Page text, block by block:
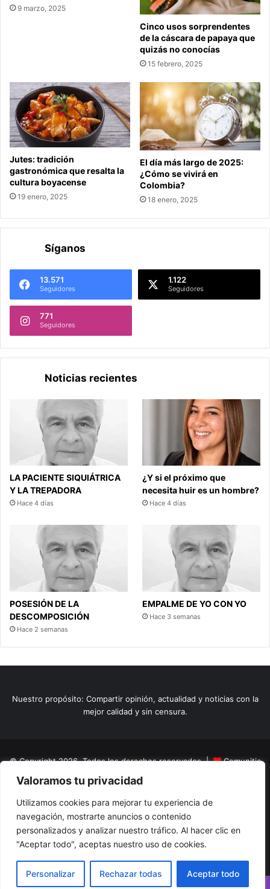
Valoramos tu privacidad
Utilizamos cookies para mejorar tu experiencia de
navegación, mostrarte anuncios o contenido
personalizados y analizar nuestro tráfico. Al hacer clic en
"Aceptar todo", aceptas nuestro uso de cookies.
Personalizar Rechazar todas Aceptar todo
9 marzo, 2025
Cinco usos sorprendentes
de la cáscara de papaya que
quizás no conocías
15 febrero, 2025
Jutes: tradición
gastronómica que resalta la
cultura boyacense
19 enero, 2025
El día más largo de 2025:
¿Cómo se vivirá en
Colombia?
18 enero, 2025
Síganos
13.571
Seguidores
1.122
Seguidores
771
Seguidores
Noticias recientes
LA PACIENTE SIQUIÁTRICA
Y LA TREPADORA
Hace 4 días
¿Y si el próximo que
necesita huir es un hombre?
Hace 4 días
POSESIÓN DE LA
DESCOMPOSICIÓN
Hace 2 semanas
EMPALME DE YO CON YO
Hace 3 semanas
Nuestro propósito: Compartir opinión, actualidad y noticias con la
mejor calidad y sin censura.
© Copyright 2026, Todos los derechos reservados |
Comunitic
SAS BICNit 901228106
Home
Actualidad Variedades Opinion Turismo
El Tinteadero
Caricaturas Reportajes
FacebookYouTubeInstagram